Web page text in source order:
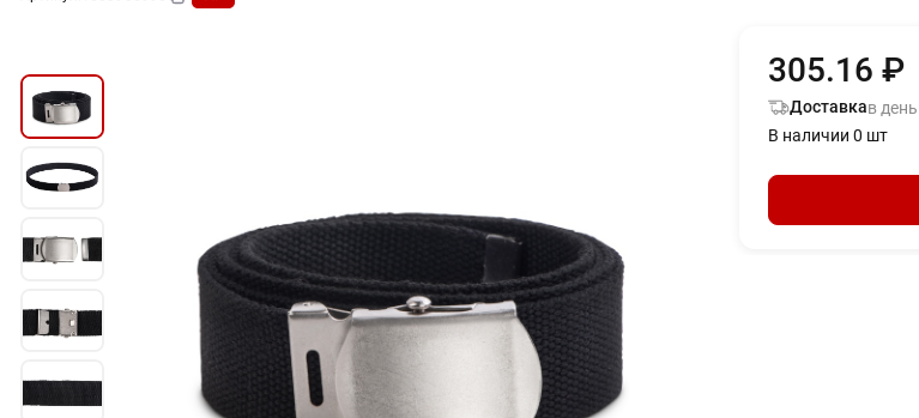
305.16 ₽
Доставкав
В наличии 0 шт